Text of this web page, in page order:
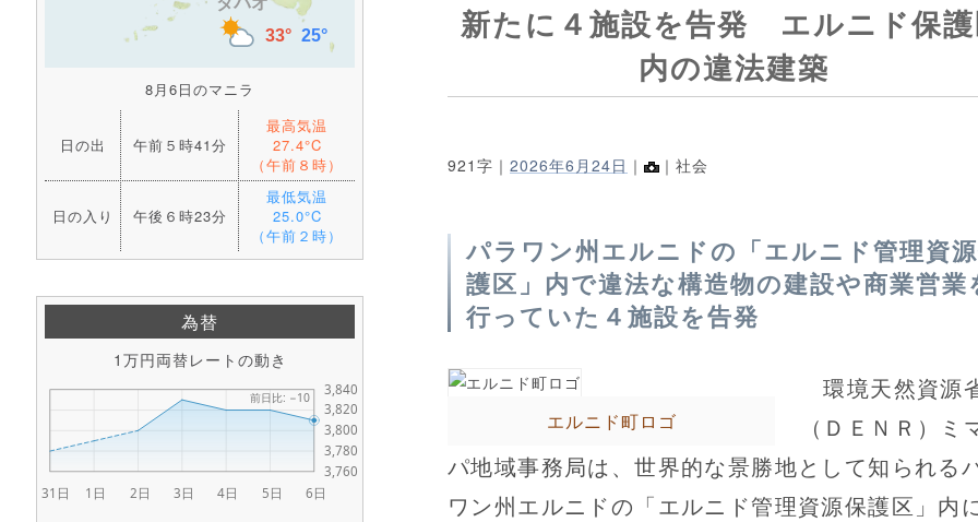
8月6日のマニラ
日の出 午前５時41分
最高気温
27.4°C
（午前８時）
日の入り 午後６時23分
最低気温
25.0°C
（午前２時）
為替
1万円両替レートの動き
新たに４施設を告発 エルニド保
内の違法建築
921字｜ 2026年6月24日 ｜ ｜社会
パラワン州エルニドの「エルニド管理資
護区」内で違法な構造物の建設や商業営業
行っていた４施設を告発
エルニド町ロゴ
環境天然資源
（ＤＥＮＲ）ミ
パ地域事務局は、世界的な景勝地として知られる
ワン州エルニドの「エルニド管理資源保護区」内